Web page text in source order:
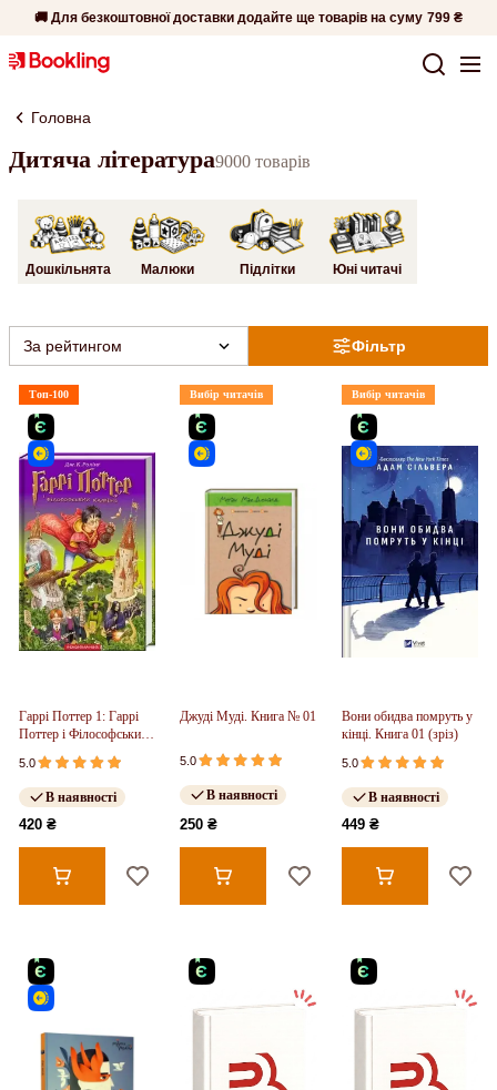
🚚 Для безкоштовної доставки додайте ще товарів на суму 799 ₴
Головна
Дитяча література9000 товарів
Дошкільнята Малюки Підлітки Юні читачі
Фільтр
За рейтингом
Топ-100
Гаррі Поттер 1: Гаррі
Поттер і Філософський
камінь
5.0
В наявності
420 ₴
Вибір читачів
Джуді Муді. Книга № 01
5.0
В наявності
250 ₴
Вибір читачів
Вони обидва помруть у
кінці. Книга 01 (зріз)
5.0
В наявності
449 ₴